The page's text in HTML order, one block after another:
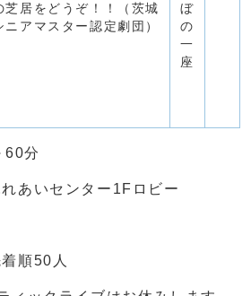
芝居をどうぞ！！（茨城
ニアマスター認定劇団）
ぼ
の
一
座
60分
いセンター1Fロビー
順50人